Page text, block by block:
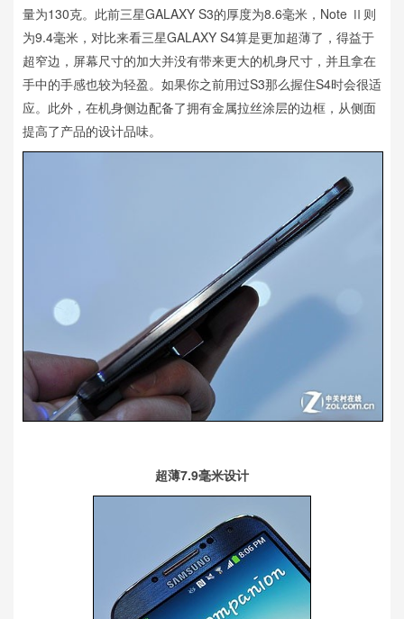
量为130克。此前三星GALAXY S3的厚度为8.6毫米，Note Ⅱ则
为9.4毫米，对比来看三星GALAXY S4算是更加超薄了，得益于
超窄边，屏幕尺寸的加大并没有带来更大的机身尺寸，并且拿在
手中的手感也较为轻盈。如果你之前用过S3那么握住S4时会很适
应。此外，在机身侧边配备了拥有金属拉丝涂层的边框，从侧面
提高了产品的设计品味。
超薄7.9毫米设计